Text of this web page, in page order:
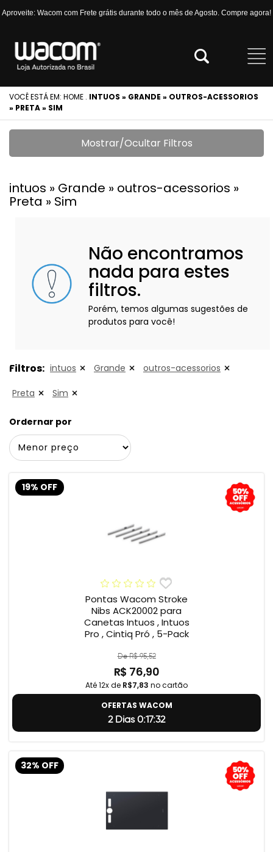
Aproveite: Wacom com Frete grátis durante todo o mês de Agosto. Compre agora!
VOCÊ ESTÁ EM: HOME . INTUOS » GRANDE » OUTROS-ACESSORIOS
» PRETA » SIM
Mostrar/Ocultar Filtros
intuos » Grande » outros-acessorios »
Preta » Sim
Não encontramos
nada para estes
filtros.
Porém, temos algumas sugestões de
produtos para você!
Filtros: intuos Grande outros-acessorios
Preta Sim
Ordernar por
19% OFF
Pontas Wacom Stroke
Nibs ACK20002 para
Canetas Intuos , Intuos
Pro , Cintiq Pró , 5-Pack
De R$ 95,52
R$ 76,90
Até 12x de R$7,83 no cartão
OFERTAS WACOM
2 Dias 0:17:31
32% OFF